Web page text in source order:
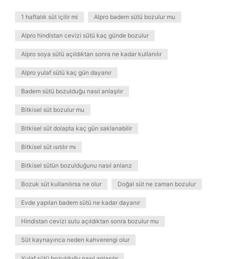
1 haftalık süt içilir mi Alpro badem sütü bozulur mu
Alpro hindistan cevizi sütü kaç günde bozulur
Alpro soya sütü açıldıktan sonra ne kadar kullanılır
Alpro yulaf sütü kaç gün dayanır
Badem sütü bozulduğu nasıl anlaşılır
Bitkisel süt bozulur mu
Bitkisel süt dolapta kaç gün saklanabilir
Bitkisel süt ısıtılır mı
Bitkisel sütün bozulduğunu nasıl anlarız
Bozuk süt kullanılırsa ne olur Doğal süt ne zaman bozulur
Evde yapılan badem sütü ne kadar dayanır
Hindistan cevizi sutu açıldıktan sonra bozulur mu
Süt kaynayınca neden kahverengi olur